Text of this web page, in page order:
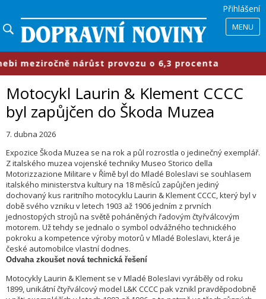
Přihlášení
MENU
nárůst provozu o 6,3 procenta
Motocykl Laurin & Klement CCCC
byl zapůjčen do Škoda Muzea
7. dubna 2026
Expozice Škoda Muzea se na rok a půl rozrostla o jedinečný exemplář.
Z italského muzea vojenské techniky Museo Storico della
Motorizzazione Militare v Římě byl do Mladé Boleslavi se souhlasem
italského ministerstva kultury na 18 měsíců zapůjčen jediný
dochovaný kus raritního motocyklu Laurin & Klement CCCC, který byl v
době svého vzniku v letech 1903 až 1906 jedním z prvních
jednostopých strojů na světě poháněných řadovým čtyřválcovým
motorem. Už tehdy se jednalo o symbol odvážného technického
pokroku a kompetence výroby motorů v Mladé Boleslavi, která je
české automobilce vlastní dodnes.
Odvaha zkoušet nová technická řešení
Motocykly Laurin & Klement se v Mladé Boleslavi vyráběly od roku
1899, unikátní čtyřválcový model L&K CCCC pak vznikl pravděpodobně